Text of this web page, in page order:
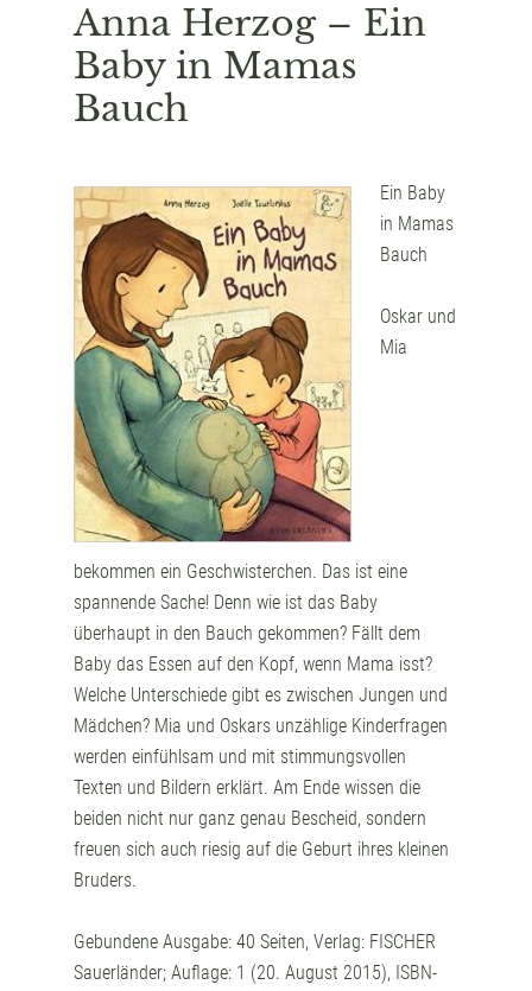
Anna Herzog – Ein
Baby in Mamas
Bauch
Ein Baby
in Mamas
Bauch
Oskar und
Mia
bekommen ein Geschwisterchen. Das ist eine
spannende Sache! Denn wie ist das Baby
überhaupt in den Bauch gekommen? Fällt dem
Baby das Essen auf den Kopf, wenn Mama isst?
Welche Unterschiede gibt es zwischen Jungen und
Mädchen? Mia und Oskars unzählige Kinderfragen
werden einfühlsam und mit stimmungsvollen
Texten und Bildern erklärt. Am Ende wissen die
beiden nicht nur ganz genau Bescheid, sondern
freuen sich auch riesig auf die Geburt ihres kleinen
Bruders.
Gebundene Ausgabe: 40 Seiten, Verlag: FISCHER
Sauerländer; Auflage: 1 (20. August 2015), ISBN-